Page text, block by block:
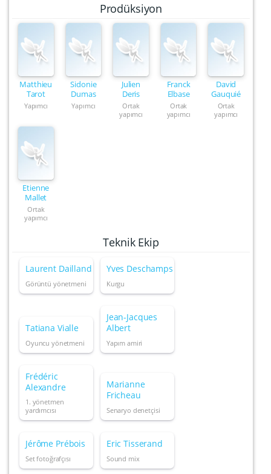
Prodüksiyon
Matthieu
Tarot
Yapımcı
Sidonie
Dumas
Yapımcı
Julien
Deris
Ortak
yapımcı
Franck
Elbase
Ortak
yapımcı
David
Gauquié
Ortak
yapımcı
Etienne
Mallet
Ortak
yapımcı
Teknik Ekip
Laurent Dailland
Görüntü yönetmeni
Yves Deschamps
Kurgu
Tatiana Vialle
Oyuncu yönetmeni
Jean-Jacques
Albert
Yapım amiri
Frédéric
Alexandre
1. yönetmen
yardımcısı
Marianne
Fricheau
Senaryo denetçisi
Jérôme Prébois
Set fotoğrafçısı
Eric Tisserand
Sound mix